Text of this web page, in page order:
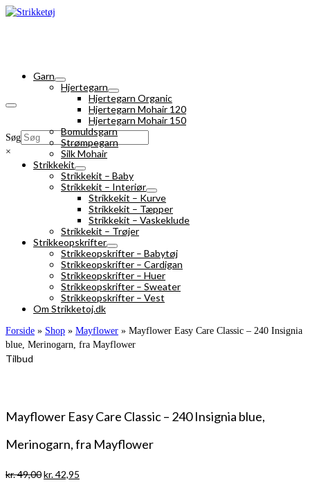
Søg
×
Garn
Hjertegarn
Hjertegarn Organic
Hjertegarn Mohair 120
Hjertegarn Mohair 150
Bomuldsgarn
Strømpegarn
Silk Mohair
Strikkekit
Strikkekit – Baby
Strikkekit – Interiør
Strikkekit – Kurve
Strikkekit – Tæpper
Strikkekit – Vaskeklude
Strikkekit – Trøjer
Strikkeopskrifter
Strikkeopskrifter – Babytøj
Strikkeopskrifter – Cardigan
Strikkeopskrifter – Huer
Strikkeopskrifter – Sweater
Strikkeopskrifter – Vest
Om Strikketoj.dk
Forside » Shop » Mayflower » Mayflower Easy Care Classic – 240 Insignia
blue, Merinogarn, fra Mayflower
Tilbud
Mayflower Easy Care Classic – 240 Insignia blue,
Merinogarn, fra Mayflower
kr.49,00Den
kr.42,95